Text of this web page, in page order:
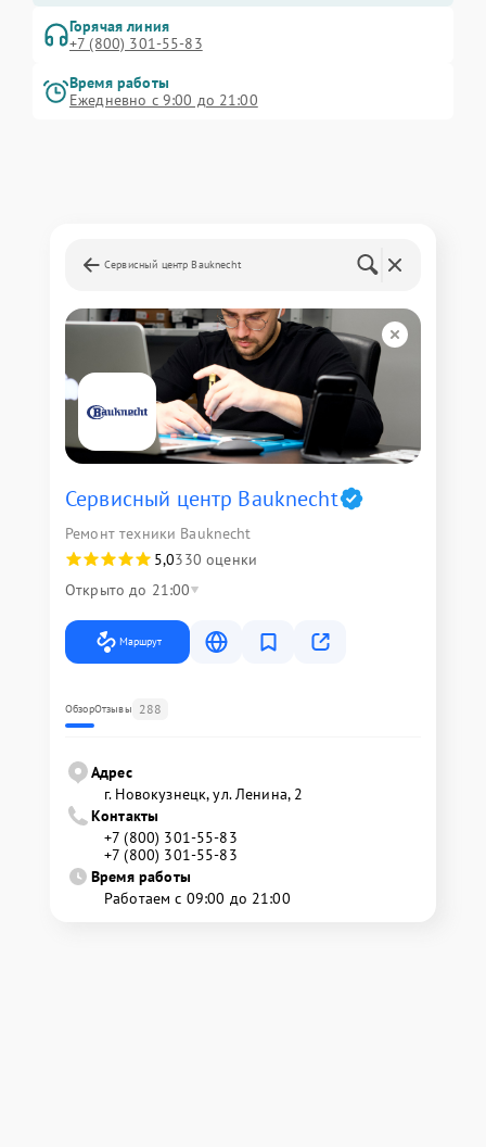
Горячая линия
+7 (800) 301-55-83
Время работы
Ежедневно с 9:00 до 21:00
Сервисный центр Bauknecht
Сервисный центр Bauknecht
Ремонт техники Bauknecht
5,0330 оценки
Открыто до 21:00
Маршрут
ОбзорОтзывы 288
Адрес
г. Новокузнецк, ул. Ленина, 2
Контакты
+7 (800) 301-55-83
+7 (800) 301-55-83
Время работы
Работаем с 09:00 до 21:00